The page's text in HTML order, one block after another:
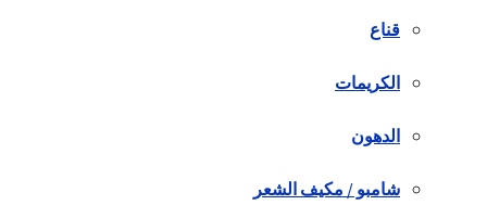
قناع
الكريمات
الدهون
شامبو / مكيف الشعر